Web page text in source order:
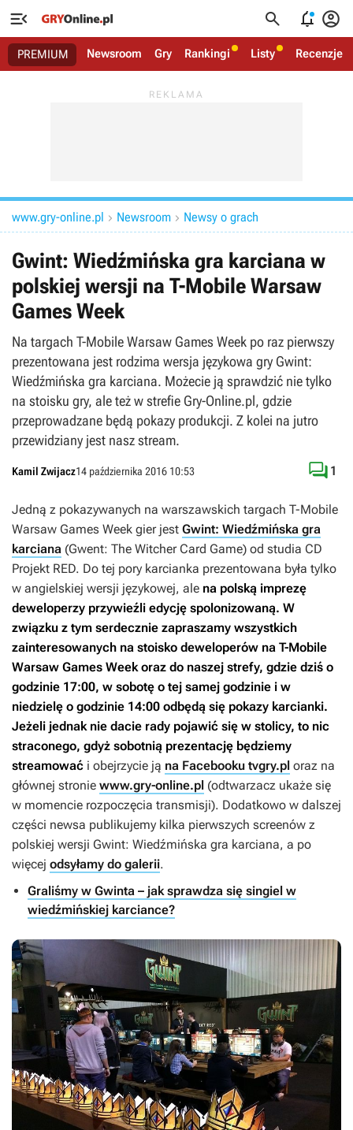
   
PREMIUM Newsroom Gry Rankingi Listy Recenzje
www.gry-online.pl  Newsroom  Newsy o grach
Gwint: Wiedźmińska gra karciana w
polskiej wersji na T-Mobile Warsaw
Games Week
Na targach T-Mobile Warsaw Games Week po raz pierwszy
prezentowana jest rodzima wersja językowa gry Gwint:
Wiedźmińska gra karciana. Możecie ją sprawdzić nie tylko
na stoisku gry, ale też w strefie Gry-Online.pl, gdzie
przeprowadzane będą pokazy produkcji. Z kolei na jutro
przewidziany jest nasz stream.
Kamil Zwijacz14 października 2016 10:53  1
Jedną z pokazywanych na warszawskich targach T-Mobile
Warsaw Games Week gier jest Gwint: Wiedźmińska gra
karciana (Gwent: The Witcher Card Game) od studia CD
Projekt RED. Do tej pory karcianka prezentowana była tylko
w angielskiej wersji językowej, ale na polską imprezę
deweloperzy przywieźli edycję spolonizowaną. W
związku z tym serdecznie zapraszamy wszystkich
zainteresowanych na stoisko deweloperów na T-Mobile
Warsaw Games Week oraz do naszej strefy, gdzie dziś o
godzinie 17:00, w sobotę o tej samej godzinie i w
niedzielę o godzinie 14:00 odbędą się pokazy karcianki.
Jeżeli jednak nie dacie rady pojawić się w stolicy, to nic
straconego, gdyż sobotnią prezentację będziemy
streamować i obejrzycie ją na Facebooku tvgry.pl oraz na
głównej stronie www.gry-online.pl (odtwarzacz ukaże się
w momencie rozpoczęcia transmisji). Dodatkowo w dalszej
części newsa publikujemy kilka pierwszych screenów z
polskiej wersji Gwint: Wiedźmińska gra karciana, a po
więcej odsyłamy do galerii.
Graliśmy w Gwinta – jak sprawdza się singiel w
wiedźmińskiej karciance?